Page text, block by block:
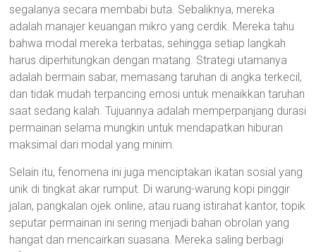
segalanya secara membabi buta. Sebaliknya, mereka
adalah manajer keuangan mikro yang cerdik. Mereka tahu
bahwa modal mereka terbatas, sehingga setiap langkah
harus diperhitungkan dengan matang. Strategi utamanya
adalah bermain sabar, memasang taruhan di angka terkecil,
dan tidak mudah terpancing emosi untuk menaikkan taruhan
saat sedang kalah. Tujuannya adalah memperpanjang durasi
permainan selama mungkin untuk mendapatkan hiburan
maksimal dari modal yang minim.
Selain itu, fenomena ini juga menciptakan ikatan sosial yang
unik di tingkat akar rumput. Di warung-warung kopi pinggir
jalan, pangkalan ojek online, atau ruang istirahat kantor, topik
seputar permainan ini sering menjadi bahan obrolan yang
hangat dan mencairkan suasana. Mereka saling berbagi